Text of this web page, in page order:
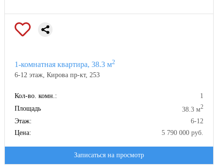
1-комнатная квартира, 38.3 м2
6-12 этаж, Кирова пр-кт, 253
Кол-во. комн.:
1
Площадь
38.3 м2
Этаж:
6-12
Цена:
5 790 000 руб.
Записаться на просмотр